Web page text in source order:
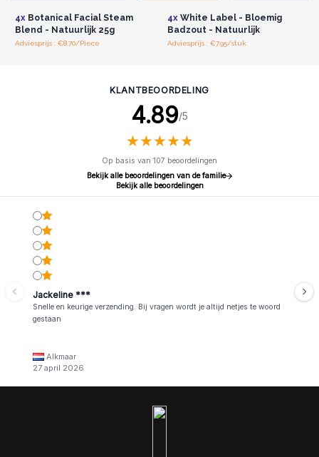
regenereren.
Begin vandaag nog aan de selfcare-reis door ons
Bereid je voor op een werkelijk heerlijke ervaring die op
4xBotanical Facial Steam
Blend - Natuurlijk 25g
Adviesprijs : €8.70/Piece
4xWhite Label - Bloemig
Badzout - Natuurlijk
Adviesprijs : €7.95/stuk
KLANTBEOORDELING
4.89/5
★★★★★
★★★★★
Op basis van 107 beoordelingen
Bekijk alle beoordelingen van de familie
Bekijk alle beoordelingen
Jackeline ***
Snelle en keurige verzending. Bij vragen wordt je altijd netjes te woord
gestaan
Alkmaar
27 april 2026